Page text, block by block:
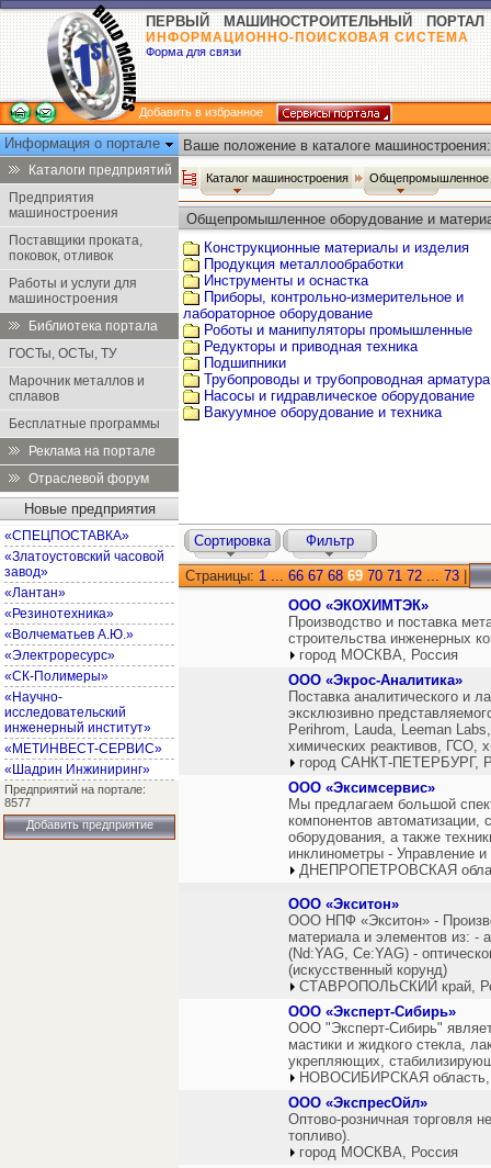
ПЕРВЫЙ МАШИНОСТРОИТЕЛЬНЫЙ ПОРТАЛ
ИНФОРМАЦИОННО-ПОИСКОВАЯ СИСТЕМА
Форма для связи
Добавить в избранное
Информация о портале
Каталоги предприятий
Предприятия
машиностроения
Поставщики проката,
поковок, отливок
Работы и услуги для
машиностроения
Библиотека портала
ГОСТы, ОСТы, ТУ
Марочник металлов и
сплавов
Бесплатные программы
Реклама на портале
Отраслевой форум
Новые предприятия
«СПЕЦПОСТАВКА»
«Златоустовский часовой
завод»
«Лантан»
«Резинотехника»
«Волчематьев А.Ю.»
«Электроресурс»
«СК-Полимеры»
«Научно-
исследовательский
инженерный институт»
«МЕТИНВЕСТ-СЕРВИС»
«Шадрин Инжиниринг»
Предприятий на портале:
8577
Добавить предприятие
Ваше положение в каталоге машиностроения:
Каталог машиностроения Общепромышленное
Общепромышленное оборудование и
Конструкционные материалы и изделия
Продукция металлообработки
Инструменты и оснастка
Приборы, контрольно-измерительное и
лабораторное оборудование
Роботы и манипуляторы промышленные
Редукторы и приводная техника
Подшипники
Трубопроводы и трубопроводная арматура
Насосы и гидравлическое оборудование
Вакуумное оборудование и техника
Сортировка Фильтр
Страницы: 1 ... 66 67 68 69 70 71 72 ... 73
ООО «ЭКОХИМТЭК»
Производство и поставка
строительства инженерных
город МОСКВА, Россия
ООО «Экрос-Аналитика»
Поставка аналитического и
эксклюзивно
Perihrom, Lauda, Leeman
химических реактивов, ГСО,
город САНКТ-ПЕТЕРБУРГ,
ООО «Эксимсервис»
Мы предлагаем большой
компонентов автоматизации,
оборудования, а также
инклинометры - Управление
ДНЕПРОПЕТРОВСКАЯ
ООО «Экситон»
ООО НПФ «Экситон» -
материала и элементов из: -
(Nd:YAG, Ce:YAG) -
(искусственный корунд)
СТАВРОПОЛЬСКИЙ край,
ООО «Эксперт-Сибирь»
ООО "Эксперт-Сибирь"
мастики и жидкого стекла,
укрепляющих,
НОВОСИБИРСКАЯ область,
ООО «ЭкспресОйл»
Оптово-розничная торговля
топливо).
город МОСКВА, Россия